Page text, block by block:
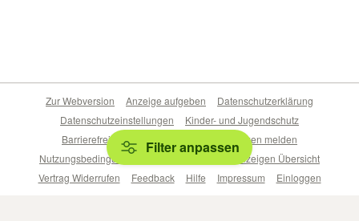
Filter anpassen
Zur Webversion Anzeige aufgeben
Datenschutzerklärung
Datenschutzeinstellungen
Kinder- und Jugendschutz
Barrierefreiheitserklärung
Sicherheitslücken melden
Nutzungsbedingungen
Beliebte Suchen
Anzeigen Übersicht
Vertrag Widerrufen
Feedback Hilfe Impressum Einloggen